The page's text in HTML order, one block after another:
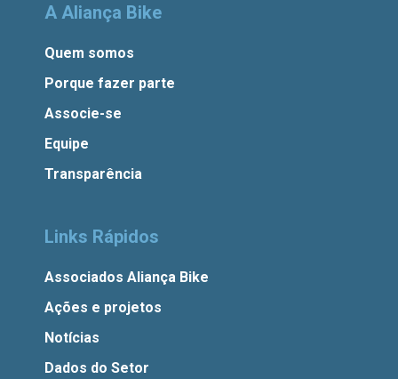
A Aliança Bike
Quem somos
Porque fazer parte
Associe-se
Equipe
Transparência
Links Rápidos
Associados Aliança Bike
Ações e projetos
Notícias
Dados do Setor